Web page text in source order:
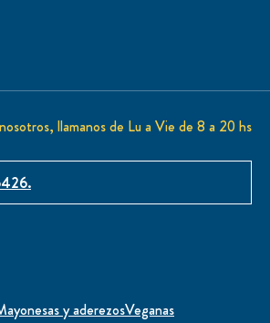
llamanos de Lu a Vie de 8 a 20 hs
y aderezosVeganas